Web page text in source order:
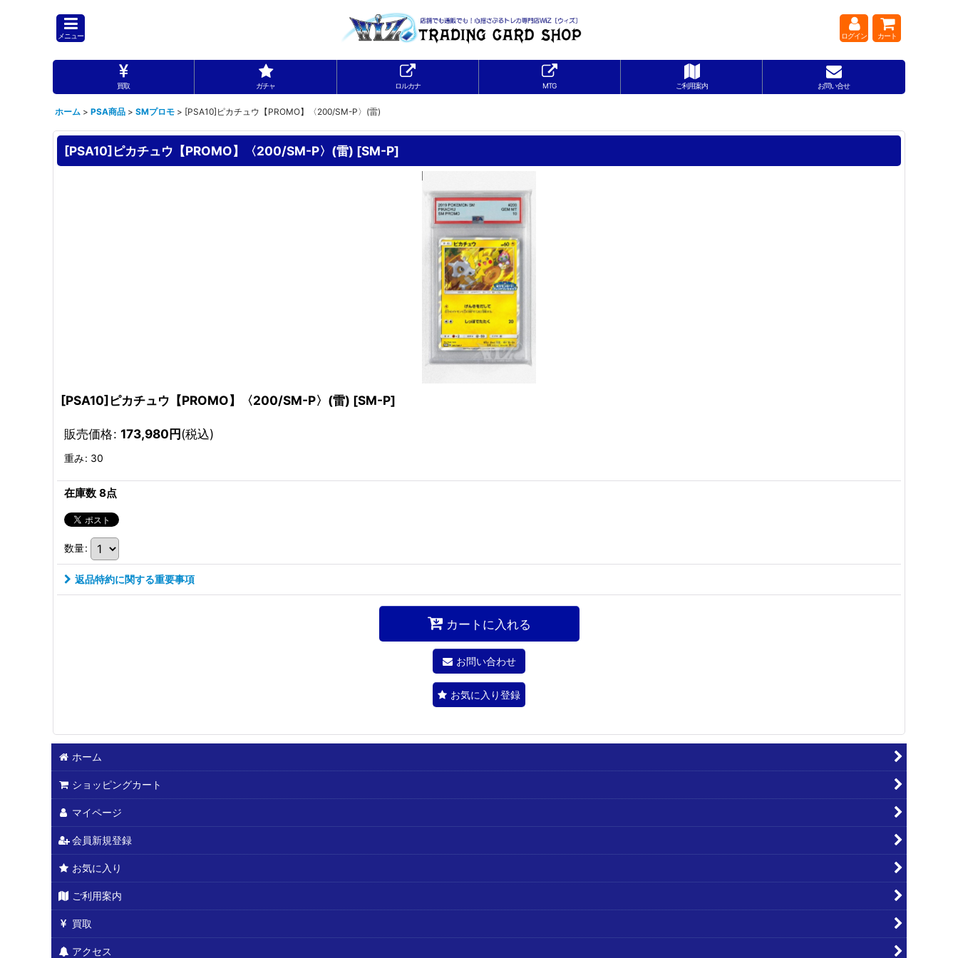
メニュー ログイン カート
買取 ガチャ ロルカナ MTG ご利用案内 お問い合せ
ホーム > PSA商品 > SMプロモ > [PSA10]ピカチュウ【PROMO】〈200/SM-P〉(雷)
[PSA10]ピカチュウ【PROMO】〈200/SM-P〉(雷) [SM-P]
[PSA10]ピカチュウ【PROMO】〈200/SM-P〉(雷) [SM-P]
販売価格: 173,980円(税込)
重み: 30
在庫数 8点
数量:
返品特約に関する重要事項
カートに入れる
お問い合わせ
お気に入り登録
ホーム
ショッピングカート
マイページ
会員新規登録
お気に入り
ご利用案内
買取
アクセス